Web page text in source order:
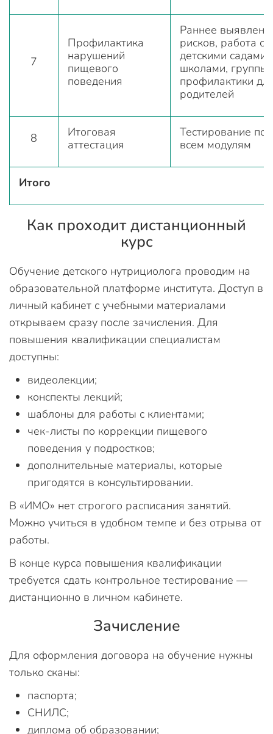
7
Профилактика
нарушений
пищевого
поведения
Раннее
рисков, работа с
детскими садами,
школами, группы
профилактики
родителей
8
Итоговая
аттестация
Тестирование по
всем модулям
Итого
Как проходит дистанционный
курс
Обучение детского нутрициолога проводим на
образовательной платформе института. Доступ в
личный кабинет с учебными материалами
открываем сразу после зачисления. Для
повышения квалификации специалистам
доступны:
видеолекции;
конспекты лекций;
шаблоны для работы с клиентами;
чек-листы по коррекции пищевого
поведения у подростков;
дополнительные материалы, которые
пригодятся в консультировании.
В «ИМО» нет строгого расписания занятий.
Можно учиться в удобном темпе и без отрыва от
работы.
В конце курса повышения квалификации
требуется сдать контрольное тестирование —
дистанционно в личном кабинете.
Зачисление
Для оформления договора на обучение нужны
только сканы:
паспорта;
СНИЛС;
диплома об образовании;